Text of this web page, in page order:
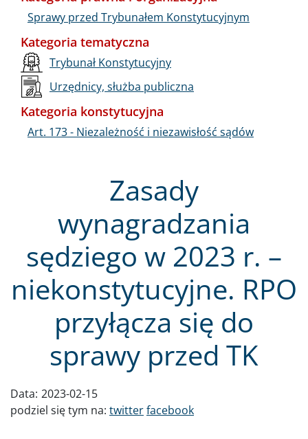
Zasady
wynagradzania
sędziego w 2023 r. –
niekonstytucyjne. RPO
przyłącza się do
sprawy przed TK
Data: 2023-02-15
podziel się tym na: twitterfacebook
Sprawy przed Trybunałem Konstytucyjnym
Kategoria tematyczna
Trybunał Konstytucyjny
Urzędnicy, służba publiczna
Kategoria konstytucyjna
Art. 173 - Niezależność i niezawisłość sądów